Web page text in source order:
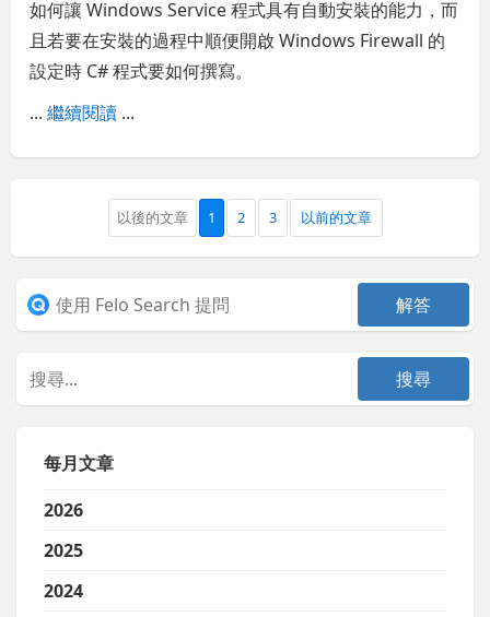
如何讓 Windows Service 程式具有自動安裝的能力，而
且若要在安裝的過程中順便開啟 Windows Firewall 的
設定時 C# 程式要如何撰寫。
...繼續閱讀 ...
以後的文章 1 2 3 以前的文章
每月文章
2026
2025
2024